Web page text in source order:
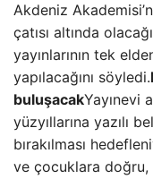
Akdeniz
çatısı altında
yayınlarının tek
yapılacağını söyledi.
buluşacakYayınevi
yüzyıllarına yazılı
bırakılması
ve çocuklara